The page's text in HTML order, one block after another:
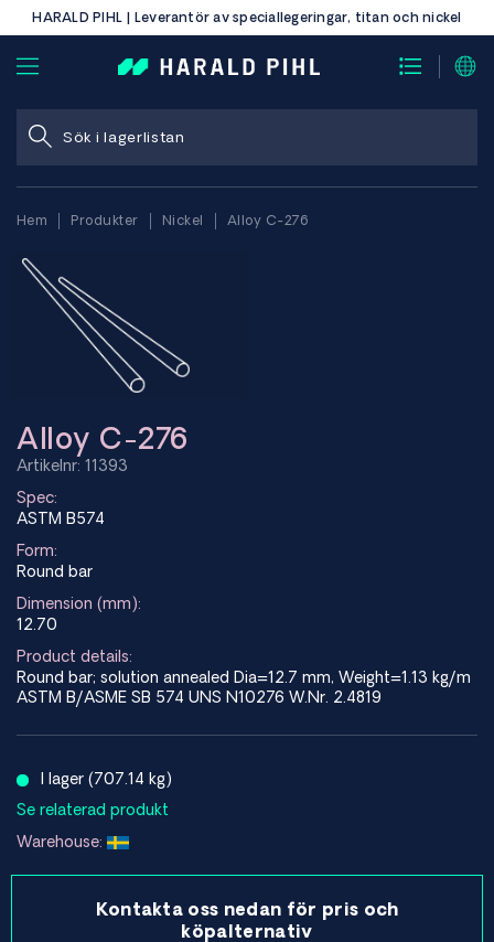
HARALD PIHL | Leverantör av speciallegeringar, titan och nickel
Hem Produkter Nickel Alloy C-276
Alloy C-276
Artikelnr: 11393
Spec:
ASTM B574
Form:
Round bar
Dimension (mm):
12.70
Product details:
Round bar; solution annealed Dia=12.7 mm, Weight=1.13 kg/m
ASTM B/ASME SB 574 UNS N10276 W.Nr. 2.4819
I lager (707.14 kg)
Se relaterad produkt
Warehouse:
Kontakta oss nedan för pris och
köpalternativ